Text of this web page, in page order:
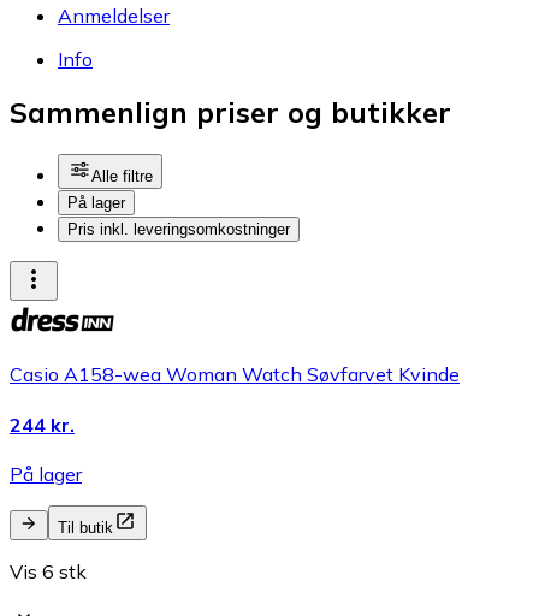
Anmeldelser
Info
Sammenlign priser og butikker
Alle filtre
På lager
Pris inkl. leveringsomkostninger
Casio A158-wea Woman Watch Søvfarvet Kvinde
244 kr.
På lager
Til butik
Vis 6 stk